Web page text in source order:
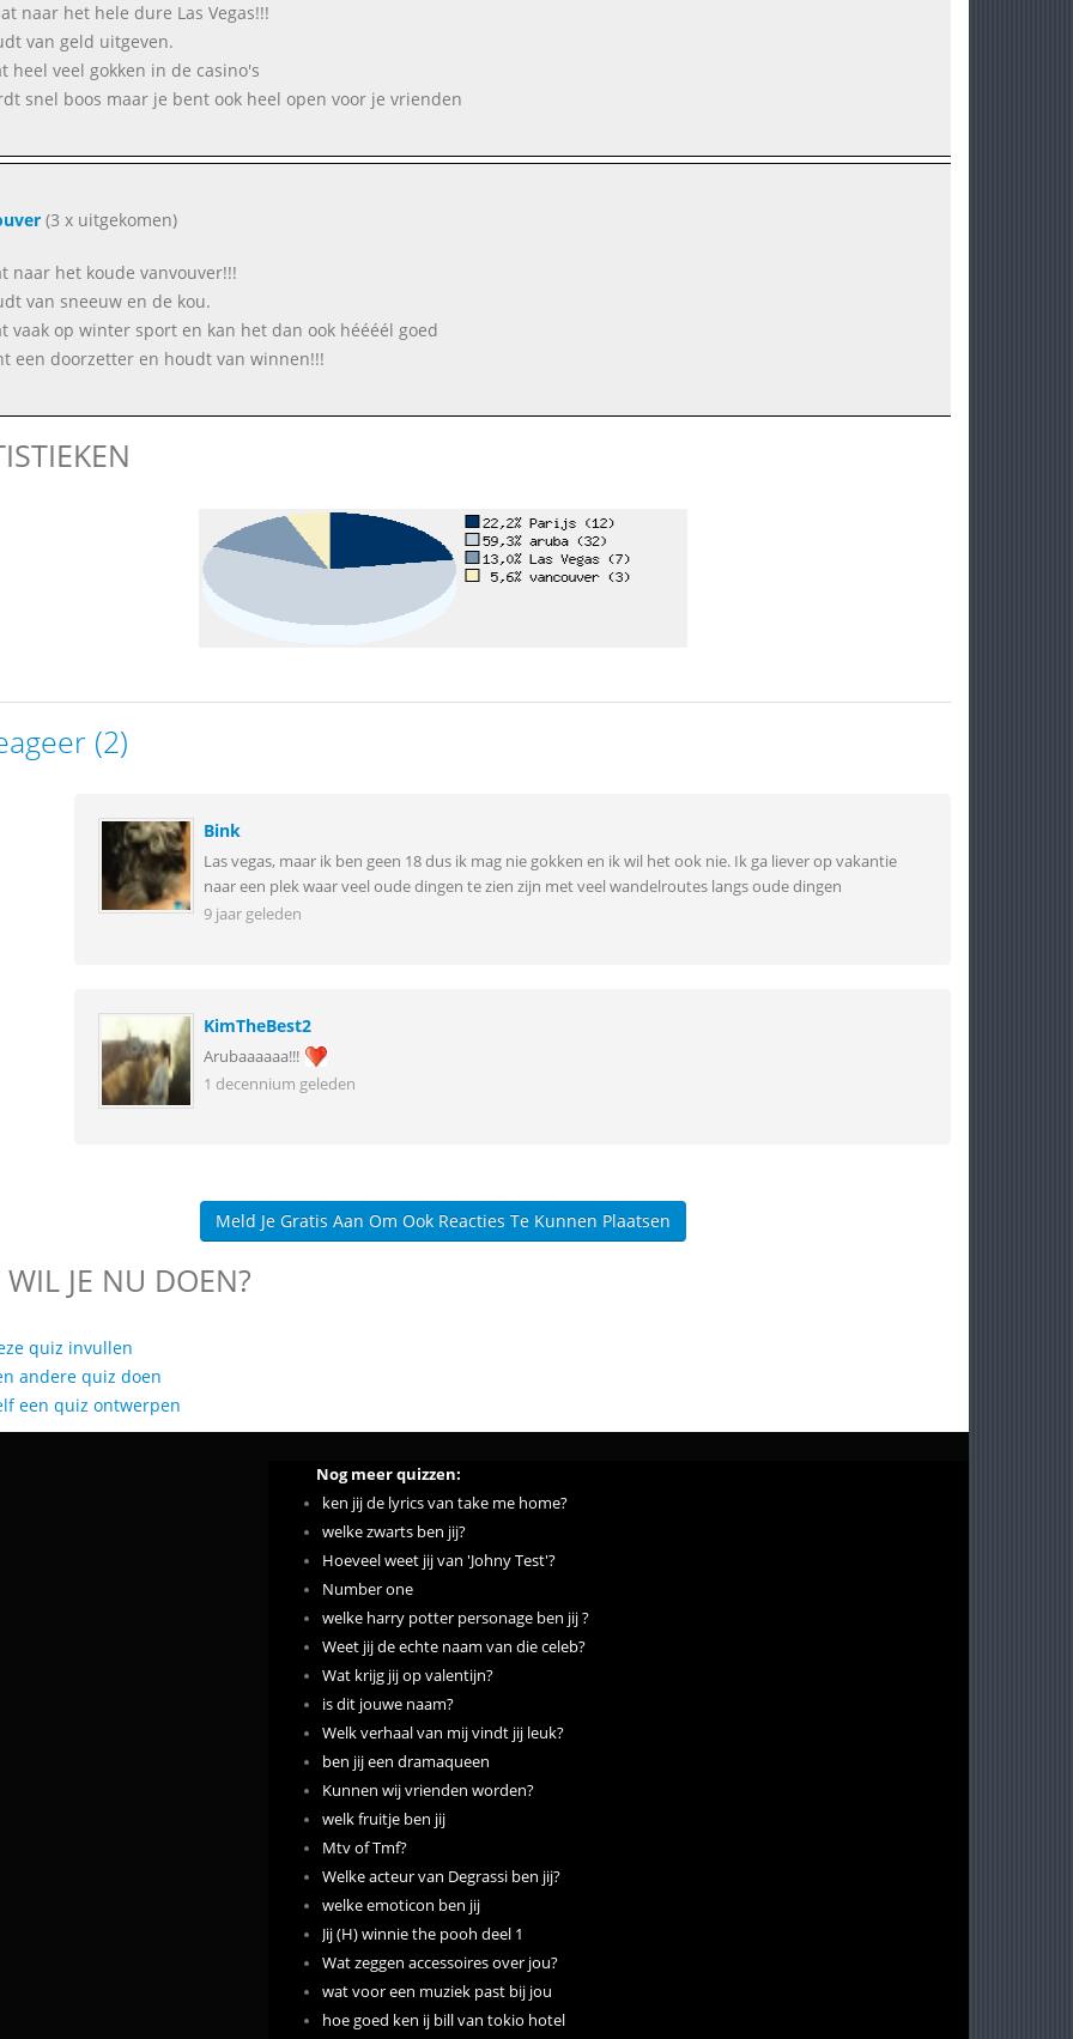
naar het hele dure Las Vegas!!!
van geld uitgeven.
heel veel gokken in de casino's
snel boos maar je bent ook heel open voor je vrienden
(3 x uitgekomen)
naar het koude vanvouver!!!
van sneeuw en de kou.
vaak op winter sport en kan het dan ook héééél goed
een doorzetter en houdt van winnen!!!
(2)
Bink
Las vegas, maar ik ben geen 18 dus ik mag nie gokken en ik wil het ook nie. Ik ga liever op vakantie
naar een plek waar veel oude dingen te zien zijn met veel wandelroutes langs oude dingen
9 jaar geleden
KimTheBest2
Arubaaaaaa!!!
1 decennium geleden
Meld Je Gratis Aan Om Ook Reacties Te Kunnen Plaatsen
JE NU DOEN?
quiz invullen
andere quiz doen
een quiz ontwerpen
Nog meer quizzen:
ken jij de lyrics van take me home?
welke zwarts ben jij?
Hoeveel weet jij van 'Johny Test'?
Number one
welke harry potter personage ben jij ?
Weet jij de echte naam van die celeb?
Wat krijg jij op valentijn?
is dit jouwe naam?
Welk verhaal van mij vindt jij leuk?
ben jij een dramaqueen
Kunnen wij vrienden worden?
welk fruitje ben jij
Mtv of Tmf?
Welke acteur van Degrassi ben jij?
welke emoticon ben jij
Jij (H) winnie the pooh deel 1
Wat zeggen accessoires over jou?
wat voor een muziek past bij jou
hoe goed ken ij bill van tokio hotel